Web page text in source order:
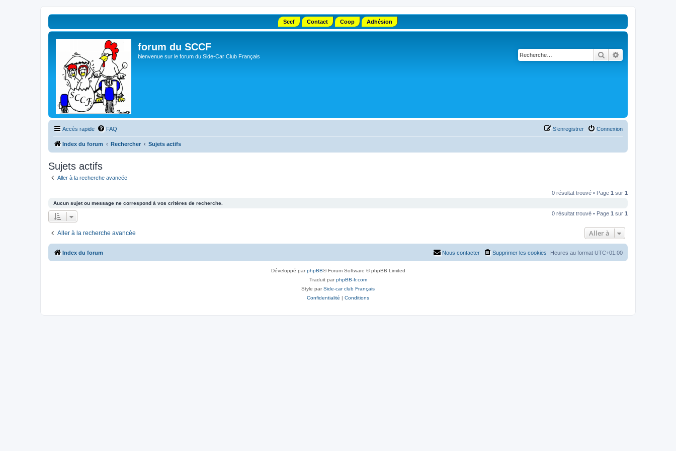
Sccf Contact Coop Adhésion
forum du SCCF
bienvenue sur le forum du Side-Car Club Français Rechercher
Accès rapide FAQ Connexion
S’enregistrer
Index du forum Rechercher Sujets actifs
Sujets actifs
Aller à la recherche avancée
0 résultat trouvé • Page 1 sur 1
Aucun sujet ou message ne correspond à vos critères de recherche.
0 résultat trouvé • Page 1 sur 1
Aller à la recherche avancée Aller à
Index du forum Heures au format UTC+01:00
Supprimer les cookies
Nous contacter
Développé parphpBB® Forum Software © phpBB Limited
Traduit parphpBB-fr.com
Style parSide-car club Français
Confidentialité | Conditions